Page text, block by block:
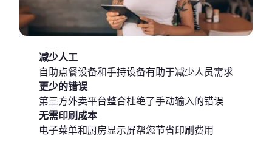
减少人工
自助点餐设备和手持设备有助于减少人员需求
更少的错误
第三方外卖平台整合杜绝了手动输入的错误
无需印刷成本
电子菜单和厨房显示屏帮您节省印刷费用